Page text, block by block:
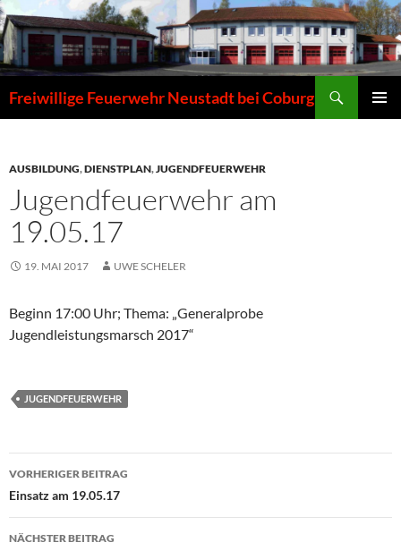
Zum
Inhalt
springen
Freiwillige Feuerwehr Neustadt bei Coburg
AUSBILDUNG,DIENSTPLAN,JUGENDFEUERWEHR
Jugendfeuerwehr am
19.05.17
19. MAI 2017 UWE SCHELER
Beginn 17:00 Uhr; Thema: „Generalprobe
Jugendleistungsmarsch 2017“
JUGENDFEUERWEHR
Beitragsnavigation
VORHERIGER BEITRAG
Einsatz am 19.05.17
NÄCHSTER BEITRAG